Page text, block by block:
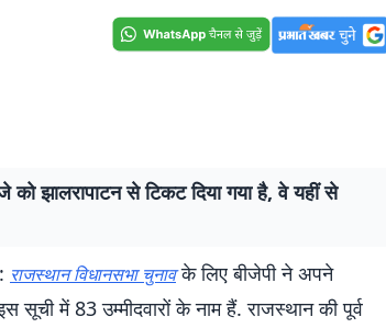
को झालरापाटन से टिकट दिया गया है, वे यहीं से
राजस्थान विधानसभा चुनावके लिए बीजेपी ने अपने
सूची में 83 उम्मीदवारों के नाम हैं. राजस्थान की पूर्व